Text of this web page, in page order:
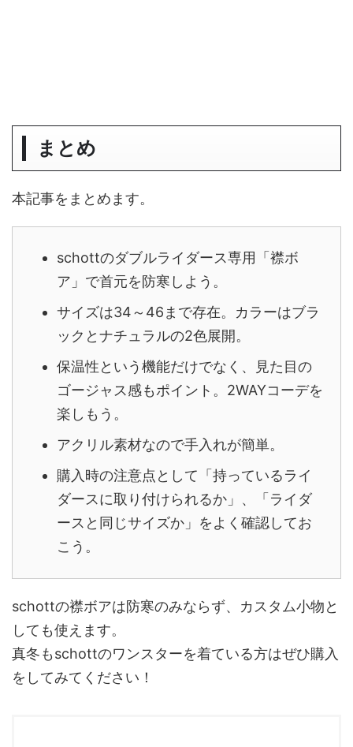
まとめ
本記事をまとめます。
schottのダブルライダース専用「襟ボ
ア」で首元を防寒しよう。
サイズは34～46まで存在。カラーはブラ
ックとナチュラルの2色展開。
保温性という機能だけでなく、見た目の
ゴージャス感もポイント。2WAYコーデを
楽しもう。
アクリル素材なので手入れが簡単。
購入時の注意点として「持っているライ
ダースに取り付けられるか」、「ライダ
ースと同じサイズか」をよく確認してお
こう。
schottの襟ボアは防寒のみならず、カスタム小物と
しても使えます。
真冬もschottのワンスターを着ている方はぜひ購入
をしてみてください！